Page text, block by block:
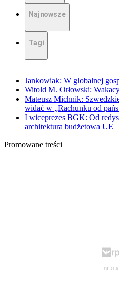
Najnowsze
Tagi
Jankowiak: W globalnej
Witold M. Orłowski:
Mateusz Michnik:
widać w „Rachunku od
I wiceprezes BGK: Od
architektura budżetowa UE
Promowane treści